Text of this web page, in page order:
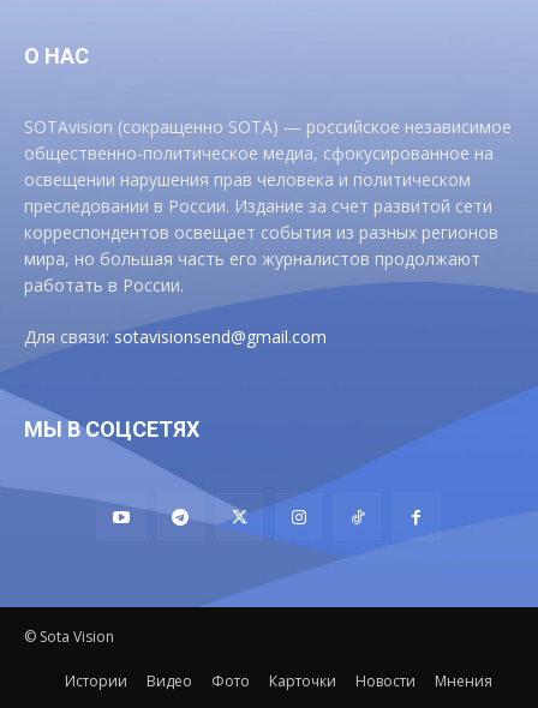
О НАС
SOTAvision (сокращенно SOTA) — российское независимое
общественно-политическое медиа, сфокусированное на
освещении нарушения прав человека и политическом
преследовании в России. Издание за счет развитой сети
корреспондентов освещает события из разных регионов
мира, но большая часть его журналистов продолжают
работать в России.
Для связи:sotavisionsend@gmail.com
МЫ В СОЦСЕТЯХ
© Sota Vision
Истории Видео Фото Карточки Новости Мнения